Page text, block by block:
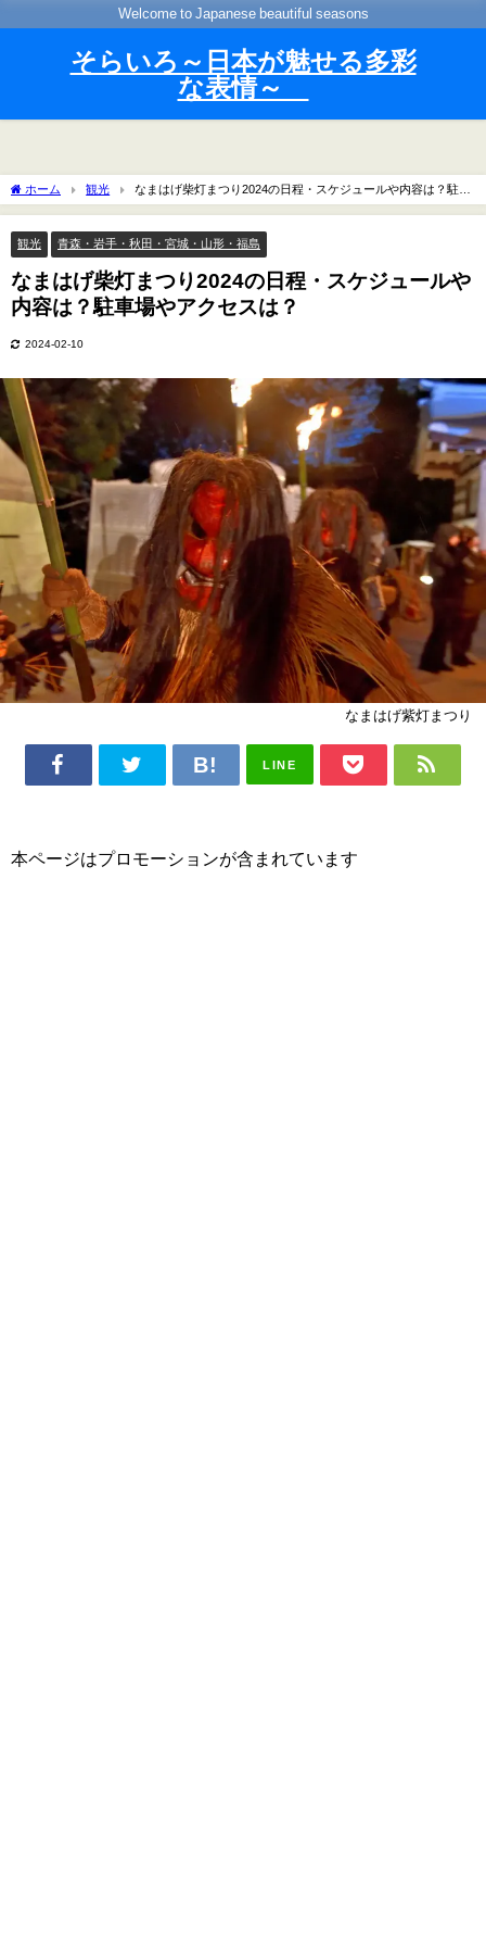
Welcome to Japanese beautiful seasons
そらいろ～日本が魅せる多彩
な表情～
ホーム 観光
なまはげ柴灯まつり2024の日程・スケジュールや内容は？駐車
場やアクセスは？
観光 青森・岩手・秋田・宮城・山形・福島
なまはげ柴灯まつり2024の日程・スケジュールや
内容は？駐車場やアクセスは？
2024-02-10
なまはげ紫灯まつり
LINE
本ページはプロモーションが含まれています